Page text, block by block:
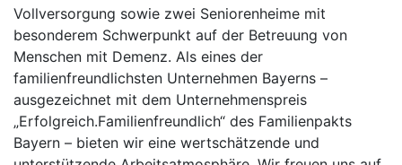
Vollversorgung sowie zwei Seniorenheime mit
besonderem Schwerpunkt auf der Betreuung von
Menschen mit Demenz. Als eines der
familienfreundlichsten Unternehmen Bayerns –
ausgezeichnet mit dem Unternehmenspreis
„Erfolgreich.Familienfreundlich“ des Familienpakts
Bayern – bieten wir eine wertschätzende und